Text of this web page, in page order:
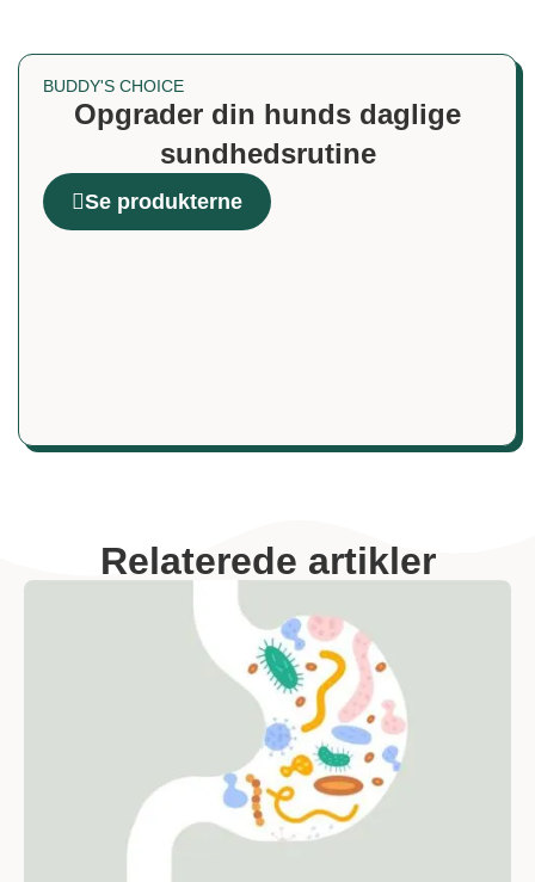
BUDDY'S CHOICE
Opgrader din hunds daglige
sundhedsrutine
Se produkterne
Relaterede artikler